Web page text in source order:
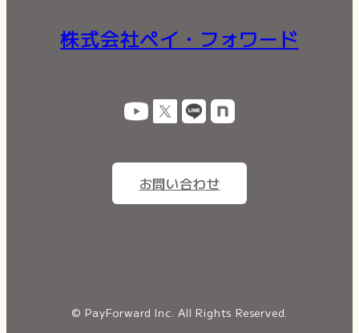
株式会社ペイ・フォワード
お問い合わせ
© PayForward Inc. All Rights Reserved.